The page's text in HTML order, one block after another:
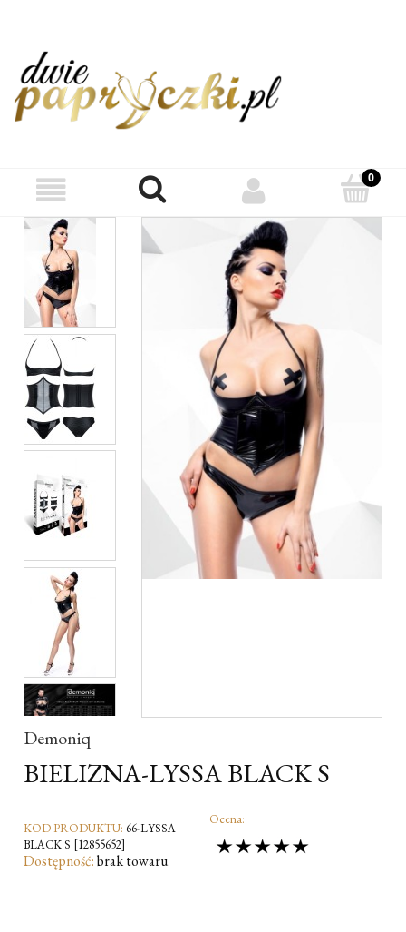
Demoniq
BIELIZNA-LYSSA BLACK S
KOD PRODUKTU: 66-LYSSA
BLACK S [12855652]
Dostępność:brak towaru
Ocena: